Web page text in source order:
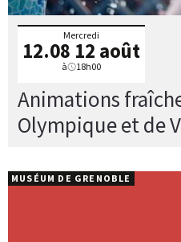
Animations
Olympique et de
Mercredi
12.08 12 août
à 18h00
MUSÉUM DE GRENOBLE